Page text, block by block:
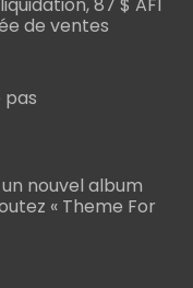
de ventes
pas
nouvel album
« Theme For